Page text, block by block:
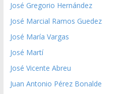
José Gregorio Hernández
José Marcial Ramos Guedez
José María Vargas
José Martí
José Vicente Abreu
Juan Antonio Pérez Bonalde